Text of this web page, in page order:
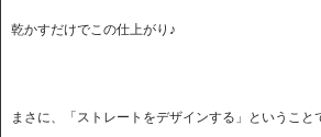
乾かすだけでこの仕上がり♪
まさに、「ストレートをデザインする」ということ